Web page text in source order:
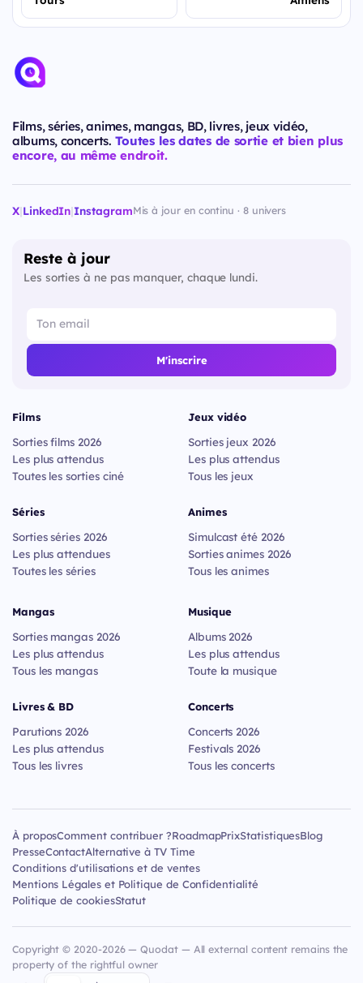
Films, séries, animes, mangas, BD, livres, jeux vidéo,
albums, concerts. Toutes les dates de sortie et bien plus
encore, au même endroit.
X|LinkedIn|InstagramMis à jour en continu · 8 univers
Reste à jour
Les sorties à ne pas manquer, chaque lundi.
M'inscrire
Films
Sorties films 2026
Les plus attendus
Toutes les sorties ciné
Séries
Sorties séries 2026
Les plus attendues
Toutes les séries
Jeux vidéo
Sorties jeux 2026
Les plus attendus
Tous les jeux
Animes
Simulcast été 2026
Sorties animes 2026
Tous les animes
Mangas
Sorties mangas 2026
Les plus attendus
Tous les mangas
Livres & BD
Parutions 2026
Les plus attendus
Tous les livres
Musique
Albums 2026
Les plus attendus
Toute la musique
Concerts
Concerts 2026
Festivals 2026
Tous les concerts
À proposComment contribuer ?RoadmapPrixStatistiquesBlog
PresseContactAlternative à TV Time
Conditions d'utilisations et de ventes
Mentions Légales et Politique de Confidentialité
Politique de cookiesStatut
Copyright © 2020-2026 — Quodat — All external content remains the
property of the rightful owner